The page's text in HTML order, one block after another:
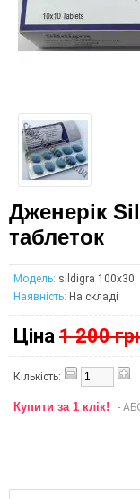
Дженерік
таблеток
Модель: sildigra 100x30
Наявність: На складі
Ціна 1 200
Кількість:
Купити за 1 клік! -